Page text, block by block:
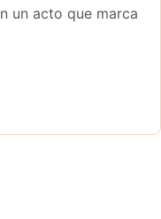
un acto que marca